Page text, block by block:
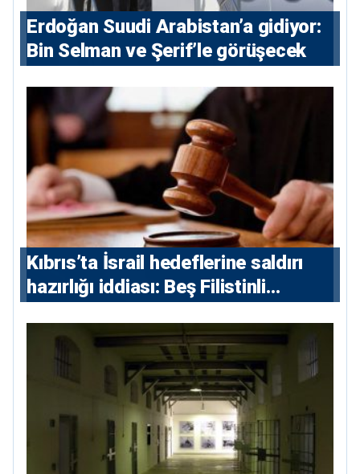
Erdoğan Suudi Arabistan’a gidiyor:
Bin Selman ve Şerif’le görüşecek
Kıbrıs’ta İsrail hedeflerine saldırı
hazırlığı iddiası: Beş Filistinli